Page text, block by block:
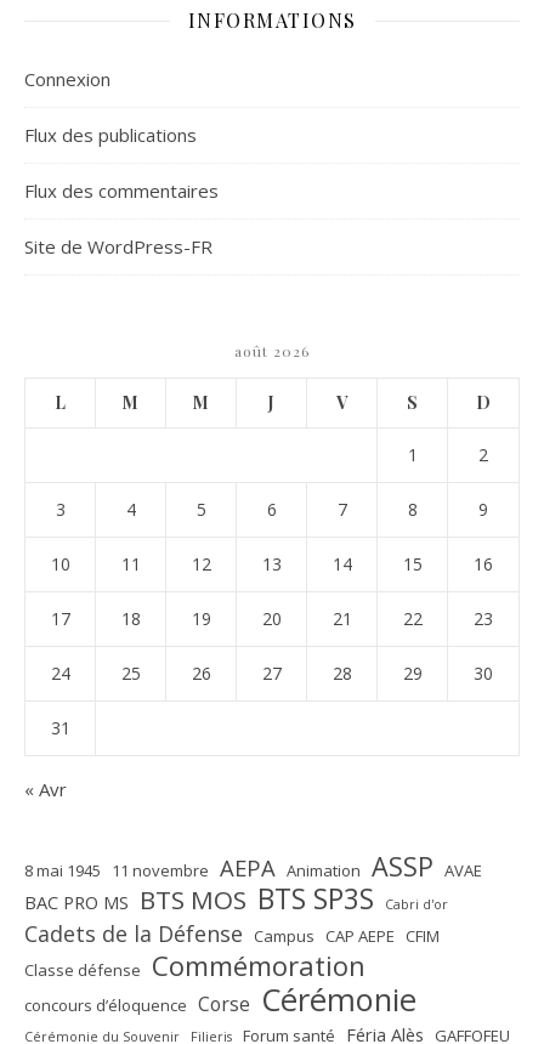
INFORMATIONS
Connexion
Flux des publications
Flux des commentaires
Site de WordPress-FR
août 2026
L M M J V S D
1 2
3 4 5 6 7 8 9
10 11 12 13 14 15 16
17 18 19 20 21 22 23
24 25 26 27 28 29 30
31
« Avr
8 mai 1945 11 novembre AEPA Animation ASSP AVAE
BAC PRO MS BTS MOS BTS SP3S Cabri d'or
Cadets de la Défense Campus CAP AEPE
CFIM
Classe défense
Commémoration
concours d’éloquence Corse Cérémonie
Cérémonie du Souvenir Filieris Forum santé Féria Alès GAFFOFEU